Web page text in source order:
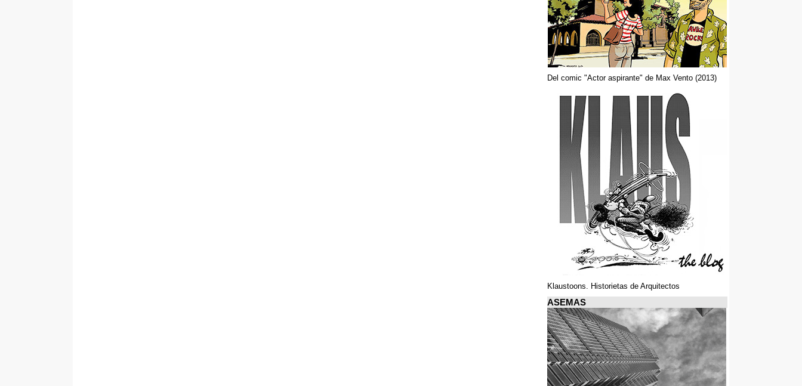
Del comic "Actor aspirante" de Max Vento (2013)
Klaustoons. Historietas de Arquitectos
ASEMAS